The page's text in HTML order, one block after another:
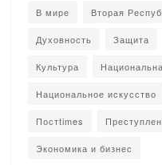
В мире Вторая
Духовность Защита
Культура
Национальное искусство
Постtimes
Экономика и бизнес